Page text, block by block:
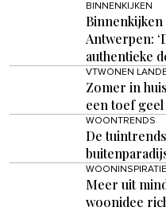
BINNENKIJKEN
Antwerpen:
authentieke
VTWONEN
Zomer in
een toef
WOONTRENDS
De
WOONINSPIRATIE
Meer uit
woonidee